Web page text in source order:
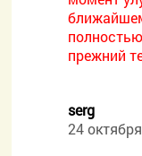
прежний
serg
24